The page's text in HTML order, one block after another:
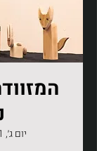
יום ג׳, 11 בנוב׳